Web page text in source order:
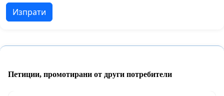
Изпрати
Петиции, промотирани от други потребители